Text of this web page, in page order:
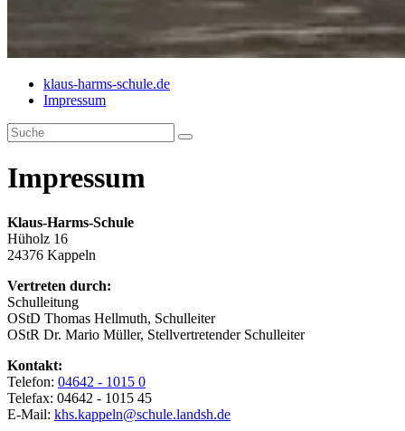
klaus-harms-schule.de
Impressum
Impressum
Klaus-Harms-Schule
Hüholz 16
24376 Kappeln
Vertreten durch:
Schulleitung
OStD Thomas Hellmuth, Schulleiter
OStR Dr. Mario Müller, Stellvertretender Schulleiter
Kontakt:
Telefon: 04642 - 1015 0
Telefax: 04642 - 1015 45
E-Mail: khs.kappeln@schule.landsh.de